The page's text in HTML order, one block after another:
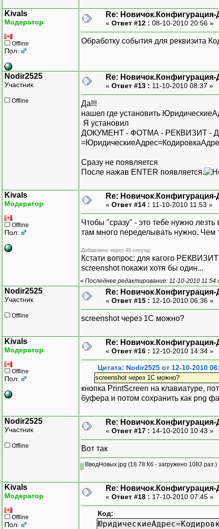
Kivals
Модератор
Offline
Пол:
Re:
« Ответ #12 : 08-10-2010 20:56 »
Обработку события для реквизита
Nodir2525
Участник
Offline
Re:
« Ответ #13 : 11-10-2010 08:37 »
Да!!!
нашел где установить
Я установил
ДОКУМЕНТ - ФОТМА - РЕКВИЗИТ -
Сразу не появляется
После нажав ENTER появляется.
Kivals
Модератор
Offline
Пол:
Re:
« Ответ #14 : 11-10-2010 11:53 »
Чтобы "сразу" - это тебе нужно
там много переделывать нужно. Чем
Добавлено через 49 секунд:
Кстати вопрос: для кагого
screenshot покажи хотя бы один...
« Последнее редактирование: 11-10-2010 11:54
Nodir2525
Участник
Offline
Re:
« Ответ #15 : 12-10-2010 06:36 »
screenshot через 1С можно?
Kivals
Модератор
Offline
Пол:
Re:
« Ответ #16 : 12-10-2010 14:34 »
Цитата: Nodir2525 от 12-10-2010
screenshot через 1С можно?
кнопка PrintScreen на клавиатуре,
буфера и потом сохранить как png
Nodir2525
Участник
Offline
Re:
« Ответ #17 : 14-10-2010 10:43 »
Вот так
ВводНовых.jpg (18.78 Кб - загружено 1083 раз.)
Kivals
Модератор
Offline
Пол:
Re:
« Ответ #18 : 17-10-2010 07:45 »
Код: